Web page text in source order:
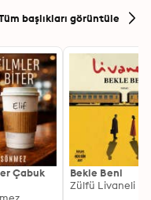
başlıkları görüntüle
Çabuk
Bekle Beni
Zülfü Livaneli